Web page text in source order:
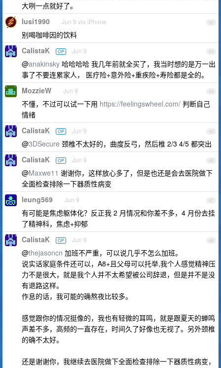
大咧一点就好了。
42
lusi1990 Jun 9 via iPhone
别喝咖啡因的饮料
43
CalistaK OP Jun 9
@anakinsky 哈哈哈哈 我几年前就全买了，我当时想的是万一出
事了不要连累家人， 医疗险+意外险+重疾险+寿险都是全的。
44
MozzieW Jun 9
不懂，不过可以试一下用 https://feelingswheel.com/ 判断自己
情绪
45
CalistaK OP Jun 9
@3DSecure 颈椎不太好的，曲度反弓，然后椎 2/3 4/5 都突出
46
CalistaK OP Jun 9
@Maxwe11 谢谢你，这样放心多了，但是也还是会去医院做下
全面检查排除一下器质性病变
47
leung569 Jun 9
有可能是焦虑躯体化？反正我 2 月情况和你差不多，4 月份去挂
了精神科，焦虑+抑郁
48
CalistaK OP Jun 9
@thejasoncn 加班不严重，可以说几乎不怎么加班。
说实话家庭条件还可以，A8+且父母可以托举,我个人感觉精神压
力不是很大，就是我个人并不太希望被公司辞退，但是并不是没
有退路这样。
作息的话，我可能的确熬夜比较多。
感觉跟你的情况挺像的，我也有轻微的耳鸣，就是跟夏天的蝉鸣
声差不多，高频的一直存在，时间久了好像也无视了。另外颈椎
的确不太好。
还是谢谢你，我继续去医院做下全面检查排除一下器质性病变，